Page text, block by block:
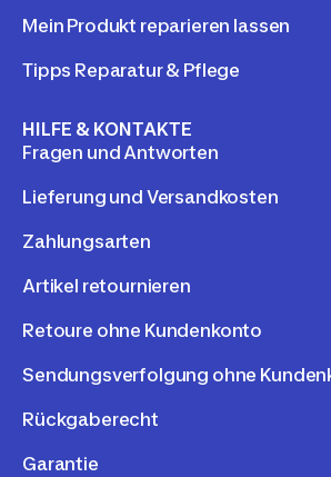
Mein Produkt reparieren lassen
Tipps Reparatur & Pflege
HILFE & KONTAKTE
Fragen und Antworten
Lieferung und Versandkosten
Zahlungsarten
Artikel retournieren
Retoure ohne Kundenkonto
Sendungsverfolgung ohne
Rückgaberecht
Garantie